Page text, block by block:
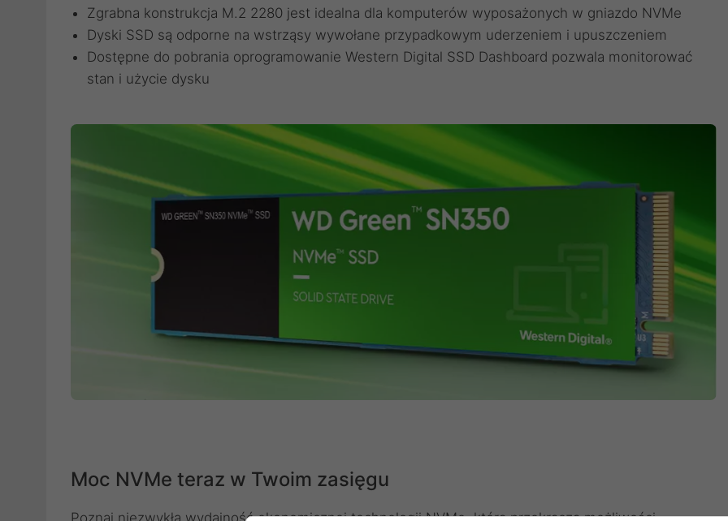
Zgrabna konstrukcja M.2 2280 jest idealna dla komputerów wyposażonych w gniazdo NVMe
Dyski SSD są odporne na wstrząsy wywołane przypadkowym uderzeniem i upuszczeniem
Dostępne do pobrania oprogramowanie Western Digital SSD Dashboard pozwala monitorować
stan i użycie dysku
Moc NVMe teraz w Twoim zasięgu
Poznaj niezwykłą wydajność ekonomicznej technologii NVMe, która przekracza możliwości